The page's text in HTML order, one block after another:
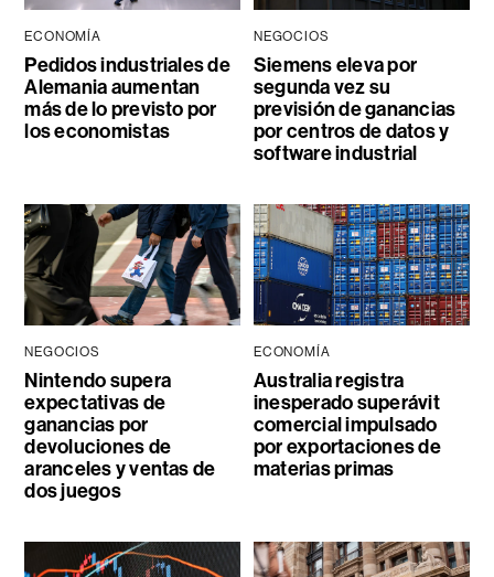
ECONOMÍA
Pedidos industriales de
Alemania aumentan
más de lo previsto por
los economistas
NEGOCIOS
Siemens eleva por
segunda vez su
previsión de ganancias
por centros de datos y
software industrial
NEGOCIOS
Nintendo supera
expectativas de
ganancias por
devoluciones de
aranceles y ventas de
dos juegos
ECONOMÍA
Australia registra
inesperado superávit
comercial impulsado
por exportaciones de
materias primas